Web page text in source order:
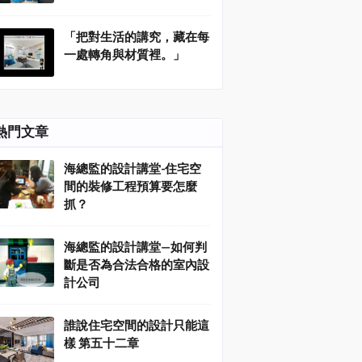
「把對生活的講究，藏在每
一處轉角與材質裡。」
門文章
海總監的設計講堂-住宅空
間的裝修工程預算要怎麼
抓？
海總監的設計講堂—如何判
斷是否為合法合格的室內設
計公司
誰說住宅空間的設計只能這
樣 第五十二章